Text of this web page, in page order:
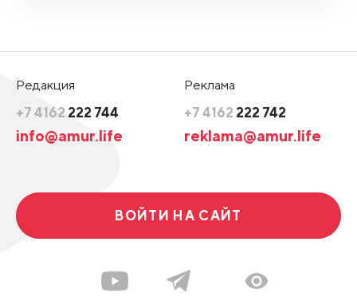
Редакция
+7 4162 222 744
info@amur.life
Реклама
+7 4162 222 742
reklama@amur.life
ВОЙТИ НА САЙТ